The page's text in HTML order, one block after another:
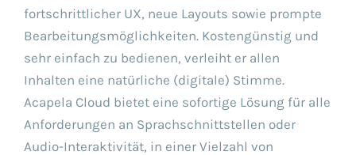
fortschrittlicher UX, neue Layouts sowie prompte
Bearbeitungsmöglichkeiten. Kostengünstig und
sehr einfach zu bedienen, verleiht er allen
Inhalten eine natürliche (digitale) Stimme.
Acapela Cloud bietet eine sofortige Lösung für alle
Anforderungen an Sprachschnittstellen oder
Audio-Interaktivität, in einer Vielzahl von